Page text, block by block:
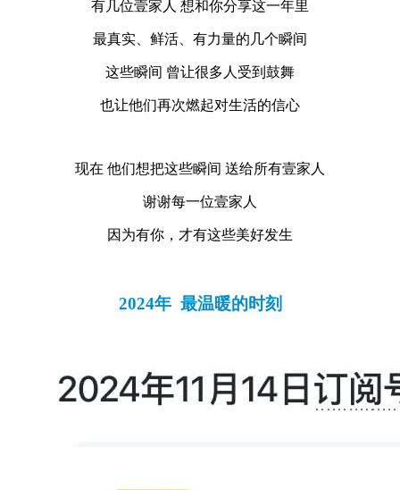
有几位壹家人 想和你分享这一年里
最真实、鲜活、有力量的几个瞬间
这些瞬间 曾让很多人受到鼓舞
也让他们再次燃起对生活的信心
现在 他们想把这些瞬间 送给所有壹家人
谢谢每一位壹家人
因为有你，才有这些美好发生
2024年 最温暖的时刻